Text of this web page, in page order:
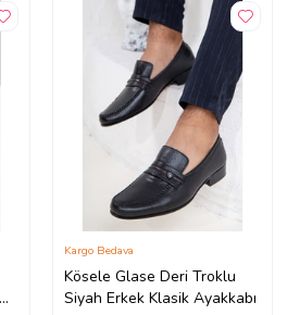
Kösele Glase Deri Troklu
Siyah Erkek Klasik Ayakkabı
Kargo Bedava